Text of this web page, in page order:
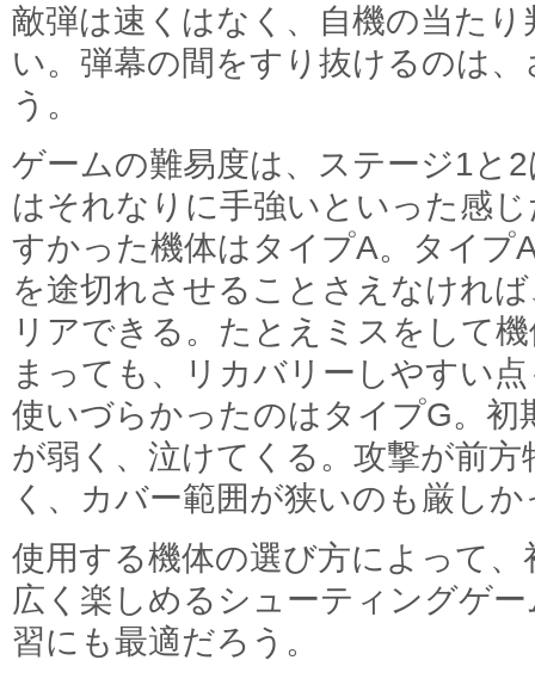
敵弾は速くはなく、自機の当た
い。弾幕の間をすり抜けるのは
う。
ゲームの難易度は、ステージ1と
はそれなりに手強いといった感
すかった機体はタイプA。タイプ
を途切れさせることさえなけれ
リアできる。たとえミスをして
まっても、リカバリーしやすい
使いづらかったのはタイプG。初
が弱く、泣けてくる。攻撃が前
く、カバー範囲が狭いのも厳しか
使用する機体の選び方によって
広く楽しめるシューティングゲ
習にも最適だろう。